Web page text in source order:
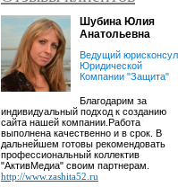
Шубина Юлия
Анатольевна
Ведущий
Юридической
Компании "Защита"
Благодарим за
индивидуальный подход к созданию
сайта нашей компании.Работа
выполнена качественно и в срок. В
дальнейшем готовы рекомендовать
профессиональный коллектив
"АктивМедиа" своим партнерам.
http://www.zashita52.ru